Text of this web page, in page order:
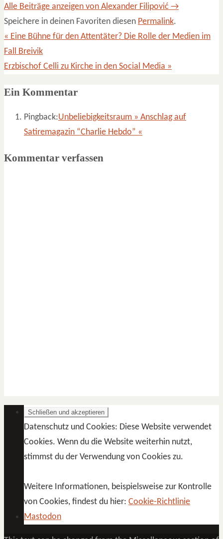
Alle Beiträge anzeigen von Alexander Filipović →
Speichere in deinen Favoriten diesen Permalink.
« Eine Bühne für den Attentäter? Die Rolle der Medien im
Fall Breivik
Erzbischof Celli zu Kirche in den Social Media »
Ein Kommentar
Pingback:Unbeliebigkeitsraum » Anschlag auf
Satiremagazin “Charlie Hebdo” «
Kommentar verfassen
Datenschutz und Cookies: Diese Website verwendet
Cookies. Wenn du die Website weiterhin nutzt,
stimmst du der Verwendung von Cookies zu.
Weitere Informationen, beispielsweise zur Kontrolle
von Cookies, findest du hier: Cookie-Richtlinie
Mastodon